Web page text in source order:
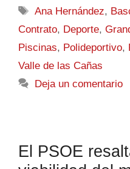
Ana Hernández,
Contrato, Deporte,
Piscinas, Polideportivo,
Valle de las Cañas
Deja un comentario
El PSOE